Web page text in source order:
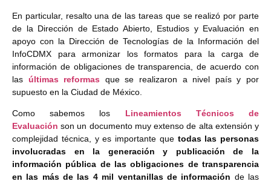
En particular, resalto una de las tareas que se realizó por parte
de la Dirección de Estado Abierto, Estudios y Evaluación en
apoyo con la Dirección de Tecnologías de la Información del
InfoCDMX para armonizar los formatos para la carga de
información de obligaciones de transparencia, de acuerdo con
las últimas reformas que se realizaron a nivel país y por
supuesto en la Ciudad de México.
Como sabemos los Lineamientos Técnicos de
Evaluación son un documento muy extenso de alta extensión y
complejidad técnica, y es importante que todas las personas
involucradas en la generación y publicación de la
información pública de las obligaciones de transparencia
en las más de las 4 mil ventanillas de información de las